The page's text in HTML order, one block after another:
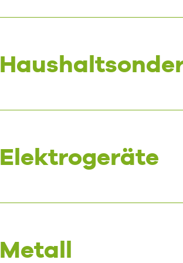
Elektrogeräte
Metall